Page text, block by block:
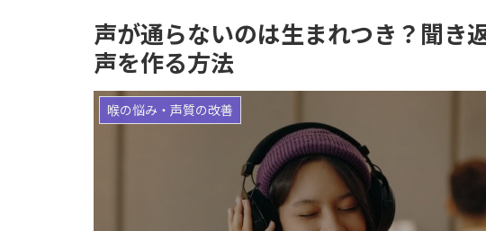
声が通らないのは生まれつき？聞き
声を作る方法
喉の悩み・声質の改善